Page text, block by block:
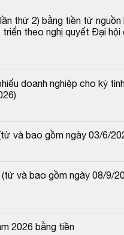
thứ 2) bằng tiền từ nguồn
theo nghị quyết Đại
doanh nghiệp cho kỳ
và bao gồm ngày 03/6/
và bao gồm ngày 08/9/
2026 bằng tiền